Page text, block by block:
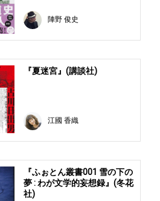
陣野 俊史
『夏迷宮』(講談社)
江國 香織
『ふぉとん叢書001 雪の下の
夢 : わが文学的妄想録』(冬花
社)